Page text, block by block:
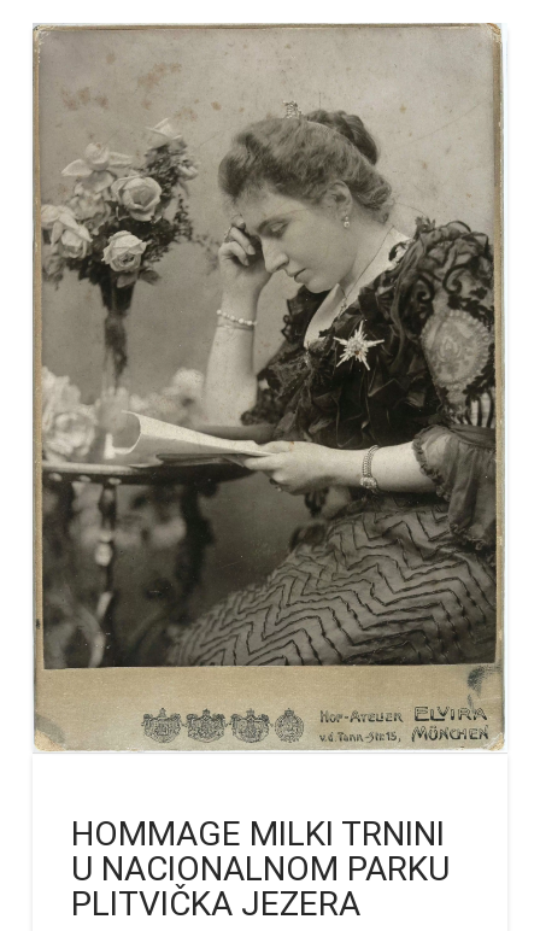
HOMMAGE MILKI TRNINI
U NACIONALNOM PARKU
PLITVIČKA JEZERA